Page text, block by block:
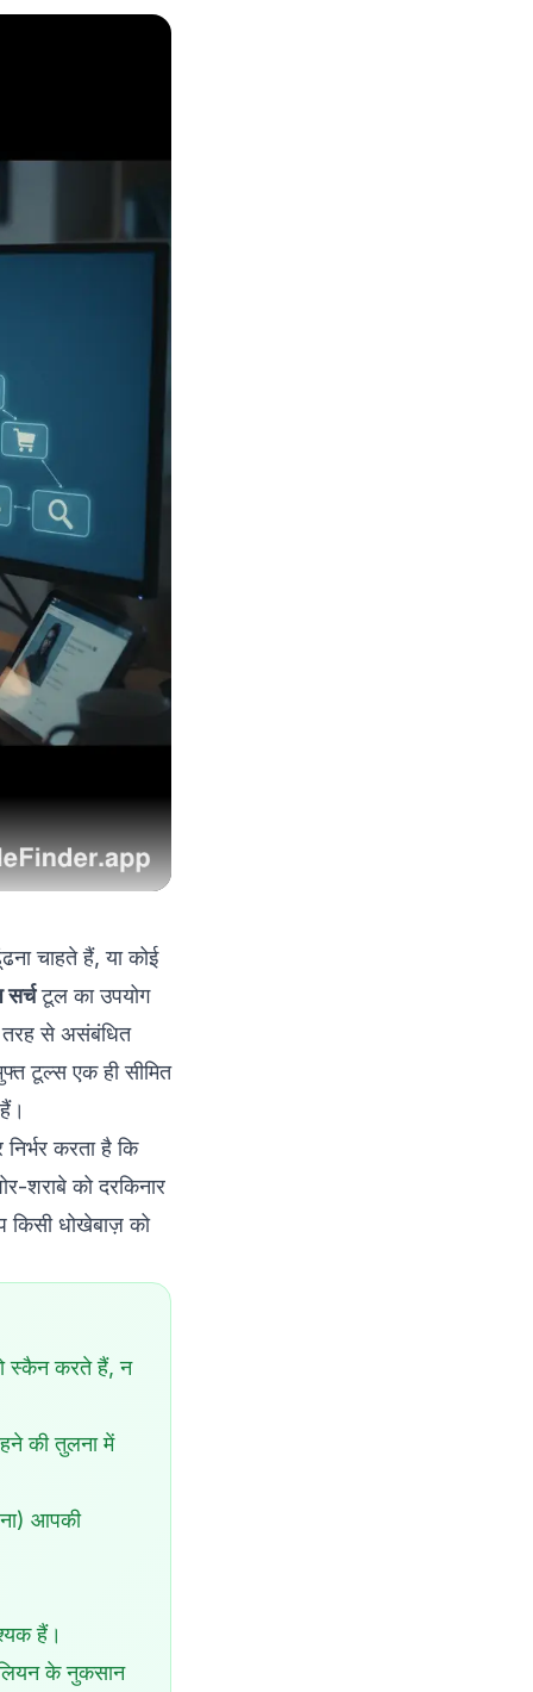
चाहते हैं, या कोई
सर्चटूल का उपयोग
तरह से असंबंधित
टूल्स एक ही सीमित
करता है कि
शराबे को दरकिनार
किसी धोखेबाज़ को
स्कैन करते हैं, न
की तुलना में
आपकी
हैं।
के नुकसान